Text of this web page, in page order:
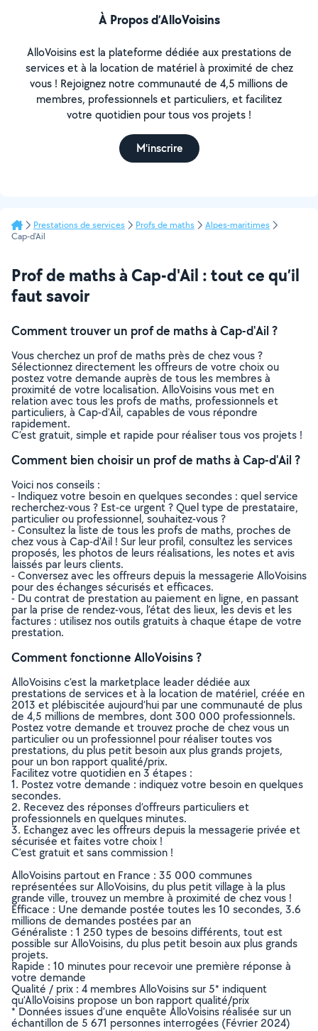
À Propos d’AlloVoisins
AlloVoisins est la plateforme dédiée aux prestations de
services et à la location de matériel à proximité de chez
vous ! Rejoignez notre communauté de 4,5 millions de
membres, professionnels et particuliers, et facilitez
votre quotidien pour tous vos projets !
M'inscrire
Prestations de services Profs de maths
Alpes-maritimes
Cap-d'Ail
Prof de maths à Cap-d'Ail : tout ce qu’il
faut savoir
Comment trouver un prof de maths à Cap-d'Ail ?
Vous cherchez un prof de maths près de chez vous ?
Sélectionnez directement les offreurs de votre choix ou
postez votre demande auprès de tous les membres à
proximité de votre localisation. AlloVoisins vous met en
relation avec tous les profs de maths, professionnels et
particuliers, à Cap-d'Ail, capables de vous répondre
rapidement.
C’est gratuit, simple et rapide pour réaliser tous vos projets !
Comment bien choisir un prof de maths à Cap-d'Ail ?
Voici nos conseils :
- Indiquez votre besoin en quelques secondes : quel service
recherchez-vous ? Est-ce urgent ? Quel type de prestataire,
particulier ou professionnel, souhaitez-vous ?
- Consultez la liste de tous les profs de maths, proches de
chez vous à Cap-d'Ail ! Sur leur profil, consultez les services
proposés, les photos de leurs réalisations, les notes et avis
laissés par leurs clients.
- Conversez avec les offreurs depuis la messagerie AlloVoisins
pour des échanges sécurisés et efficaces.
- Du contrat de prestation au paiement en ligne, en passant
par la prise de rendez-vous, l’état des lieux, les devis et les
factures : utilisez nos outils gratuits à chaque étape de votre
prestation.
Comment fonctionne AlloVoisins ?
AlloVoisins c’est la marketplace leader dédiée aux
prestations de services et à la location de matériel, créée en
2013 et plébiscitée aujourd’hui par une communauté de plus
de 4,5 millions de membres, dont 300 000 professionnels.
Postez votre demande et trouvez proche de chez vous un
particulier ou un professionnel pour réaliser toutes vos
prestations, du plus petit besoin aux plus grands projets,
pour un bon rapport qualité/prix.
Facilitez votre quotidien en 3 étapes :
1. Postez votre demande : indiquez votre besoin en quelques
secondes.
2. Recevez des réponses d’offreurs particuliers et
professionnels en quelques minutes.
3. Echangez avec les offreurs depuis la messagerie privée et
sécurisée et faites votre choix !
C’est gratuit et sans commission !
AlloVoisins partout en France : 35 000 communes
représentées sur AlloVoisins, du plus petit village à la plus
grande ville, trouvez un membre à proximité de chez vous !
Efficace : Une demande postée toutes les 10 secondes, 3.6
millions de demandes postées par an
Généraliste : 1 250 types de besoins différents, tout est
possible sur AlloVoisins, du plus petit besoin aux plus grands
projets.
Rapide : 10 minutes pour recevoir une première réponse à
votre demande
Qualité / prix : 4 membres AlloVoisins sur 5* indiquent
qu’AlloVoisins propose un bon rapport qualité/prix
* Données issues d’une enquête AlloVoisins réalisée sur un
échantillon de 5 671 personnes interrogées (Février 2024)